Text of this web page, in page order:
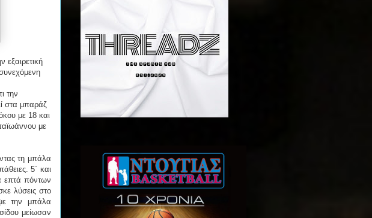
εξαιρετική
την
στα μπαράζ
με 18 και
με
τη μπάλα
5΄ και
επτά πόντων
λύσεις στο
την μπάλα
μείωσαν